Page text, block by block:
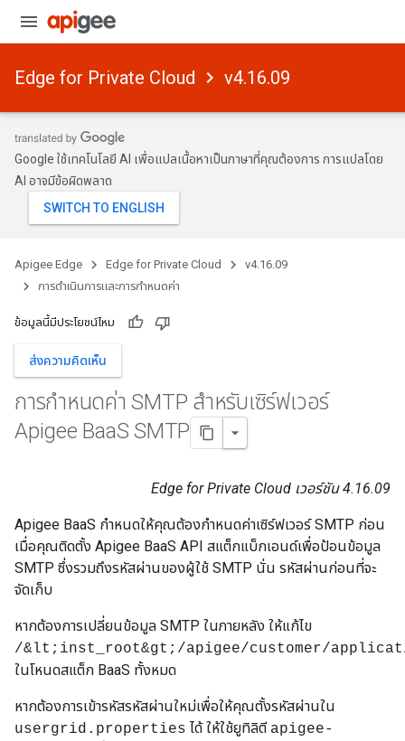
Edge for Private Cloud v4.16.09
Google ใช้เทคโนโลยี AI เพื่อแปลเนื้อหาเป็นภาษาที่คุณต้องการ การแปลโดย
AI อาจมีข้อผิดพลาด
Apigee Edge Edge for Private Cloud
v4.16.09
การดําเนินการและการกําหนดค่า
ข้อมูลนี้มีประโยชน์ไหม
ส่งความคิดเห็น
การกําหนดค่า SMTP สําหรับเซิร์ฟเวอร์
Apigee BaaS SMTP
Edge for Private Cloud เวอร์ชัน 4.16.09
Apigee BaaS กำหนดให้คุณต้องกำหนดค่าเซิร์ฟเวอร์ SMTP ก่อน
เมื่อคุณติดตั้ง Apigee BaaS API สแต็กแบ็กเอนด์เพื่อป้อนข้อมูล
SMTP ซึ่งรวมถึงรหัสผ่านของผู้ใช้ SMTP นั่น รหัสผ่านก่อนที่จะ
จัดเก็บ
หากต้องการเปลี่ยนข้อมูล SMTP ในภายหลัง ให้แก้ไข
/&lt;inst_root&gt;/apigee/customer/
ในโหนดสแต็ก BaaS ทั้งหมด
หากต้องการเข้ารหัสรหัสผ่านใหม่เพื่อให้คุณตั้งรหัสผ่านใน
usergrid.properties ได้ ให้ใช้ยูทิลิตี apigee-